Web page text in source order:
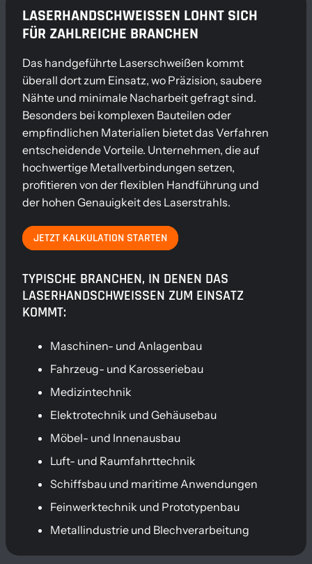
LASERHANDSCHWEISSEN LOHNT SICH F
ÜR ZAHLREICHE BRANCHEN
Das handgeführte Laserschweißen kommt
überall dort zum Einsatz, wo Präzision, saubere
Nähte und minimale Nacharbeit gefragt sind.
Besonders bei komplexen Bauteilen oder
empfindlichen Materialien bietet das Verfahren
entscheidende Vorteile. Unternehmen, die auf
hochwertige Metallverbindungen setzen,
profitieren von der flexiblen Handführung und
der hohen Genauigkeit des Laserstrahls.
JETZT KALKULATION STARTEN
TYPISCHE BRANCHEN, IN DENEN DAS
LASERHANDSCHWEISSEN ZUM EINSATZ K
OMMT:
Maschinen- und Anlagenbau
Fahrzeug- und Karosseriebau
Medizintechnik
Elektrotechnik und Gehäusebau
Möbel- und Innenausbau
Luft- und Raumfahrttechnik
Schiffsbau und maritime Anwendungen
Feinwerktechnik und Prototypenbau
Metallindustrie und Blechverarbeitung